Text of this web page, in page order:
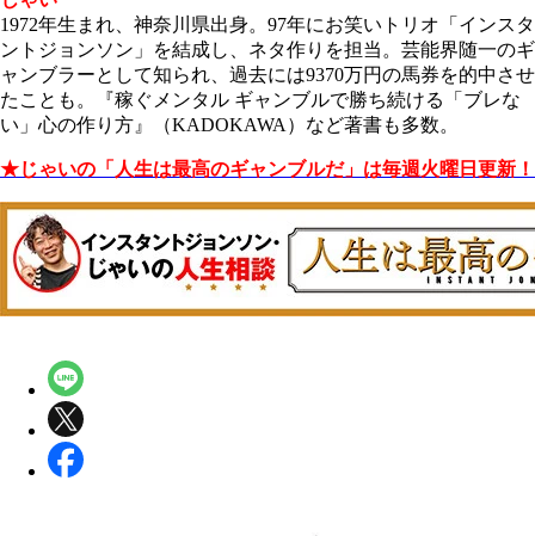
1972年生まれ、神奈川県出身。97年にお笑いトリオ「インスタ
ントジョンソン」を結成し、ネタ作りを担当。芸能界随一のギ
ャンブラーとして知られ、過去には9370万円の馬券を的中させ
たことも。『稼ぐメンタル ギャンブルで勝ち続ける
「ブレな
い」心の作り方』（KADOKAWA）など著書も多数。
★じゃいの「人生は最高のギャンブルだ」は毎週火曜日更新！